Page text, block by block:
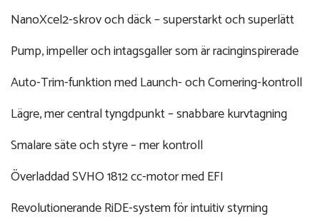
NanoXcel2-skrov och däck – superstarkt och superlätt
Pump, impeller och intagsgaller som är racinginspirerade
Auto-Trim-funktion med Launch- och Cornering-kontroll
Lägre, mer central tyngdpunkt – snabbare kurvtagning
Smalare säte och styre – mer kontroll
Överladdad SVHO 1812 cc-motor med EFI
Revolutionerande RiDE-system för intuitiv styrning